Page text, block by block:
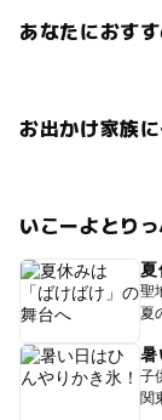
あなたにおす
お出かけ家族
いこーよとり
夏
聖
夏
暑
子
関